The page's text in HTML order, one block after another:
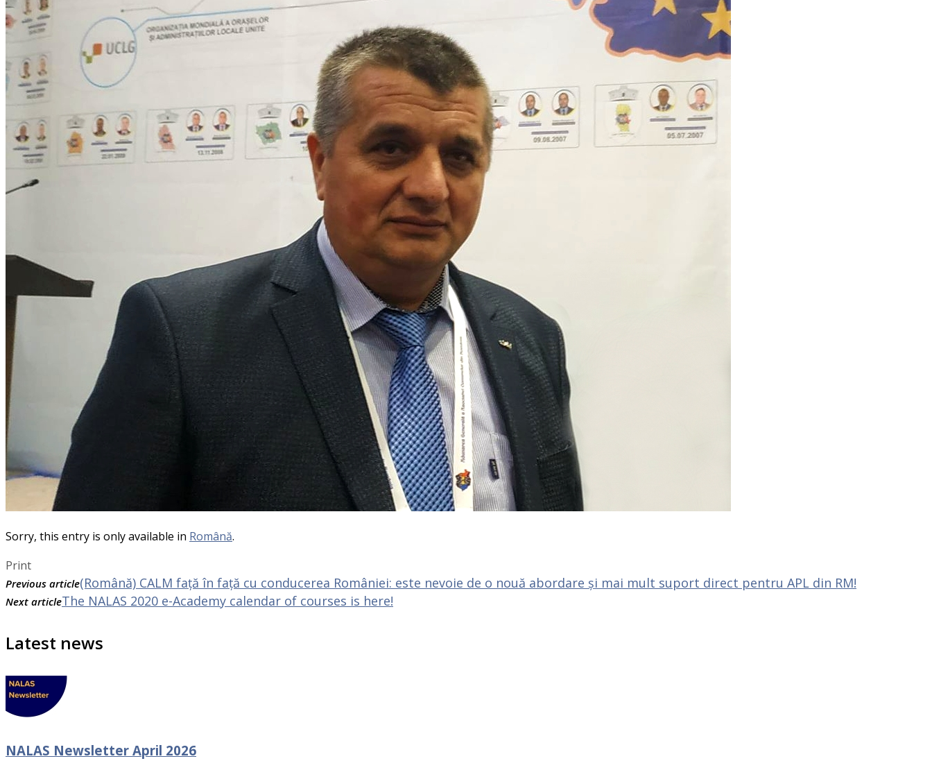
Sorry, this entry is only available in Română.
Print
Previous article(Română) CALM față în față cu conducerea României: este nevoie de o nouă abordare și mai mult suport direct pentru APL din RM!
Next articleThe NALAS 2020 e-Academy calendar of courses is here!
Latest news
NALAS Newsletter April 2026